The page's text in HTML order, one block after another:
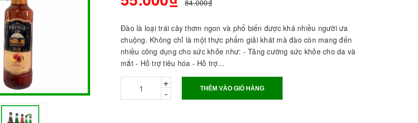
84.000₫
Đào là loại trái cây thơm ngon và phổ biến được khá nhiều người ưa
chuộng. Không chỉ là một thực phẩm giải khát mà đào còn mang đến
nhiều công dụng cho sức khỏe như: - Tăng cường sức khỏe cho da và
mắt - Hỗ trợ tiêu hóa - Hỗ trợ...
+
- THÊM VÀO GIỎ HÀNG